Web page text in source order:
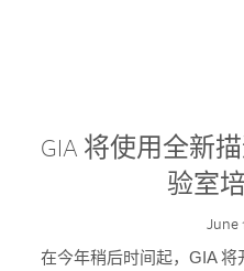
GIA 将使用全新
验室
June
在今年稍后时间起，GIA